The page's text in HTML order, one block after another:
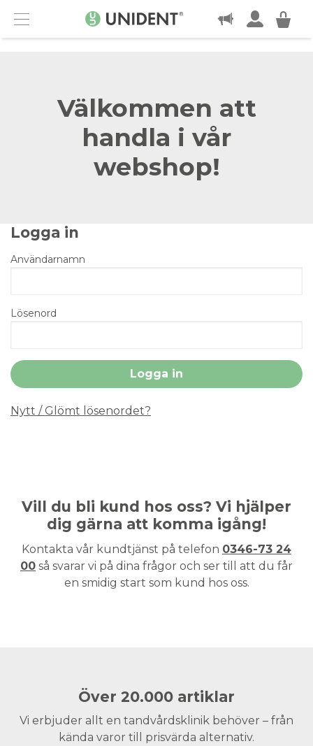
Menu
KONTAKT
Välkommen att
handla i vår
webshop!
Logga in
Användarnamn
Lösenord
Nytt / Glömt lösenordet?
Vill du bli kund hos oss? Vi hjälper
dig gärna att komma igång!
Kontakta vår kundtjänst på telefon 0346-73 24
00 så svarar vi på dina frågor och ser till att du får
en smidig start som kund hos oss.
Över 20.000 artiklar
Vi erbjuder allt en tandvårdsklinik behöver – från
kända varor till prisvärda alternativ.